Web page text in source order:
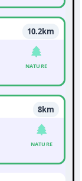
10.2km
NATURE
8km
NATURE